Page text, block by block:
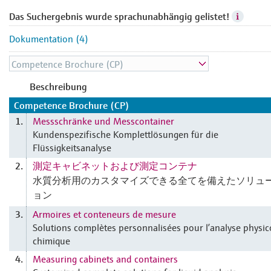
Das Suchergebnis wurde sprachunabhängig gelistet!
Dokumentation (4)
Beschreibung
Competence Brochure (CP)
1.
Messschränke und Messcontainer
Kundenspezifische Komplettlösungen für die
Flüssigkeitsanalyse
2.
測定キャビネットおよび測定コンテナ
水質分析用のカスタマイズできる全てを備えたソリュ
ョン
3.
Armoires et conteneurs de mesure
Solutions complètes personnalisées pour l’analyse
chimique
4.
Measuring cabinets and containers